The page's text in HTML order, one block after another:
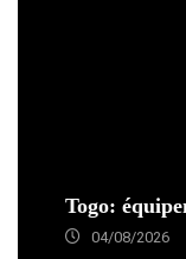
Togo:
04/08/2026